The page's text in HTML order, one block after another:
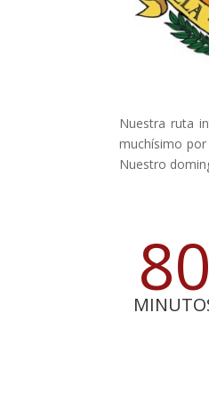
Nuestra ruta
muchísimo
Nuestro
80